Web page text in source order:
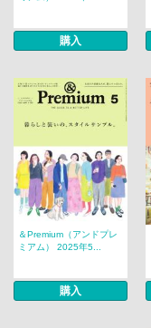
購入
＆Premium（アンドプレ
ミアム） 2025年5...
購入